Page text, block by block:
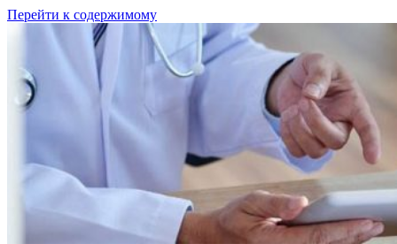
Перейти к содержимому